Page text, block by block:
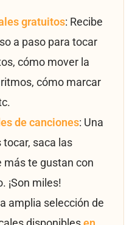
gratuitos: Recibe
a paso para tocar
cómo mover la
cómo marcar
de canciones: Una
saca las
más te gustan con
¡Son miles!
amplia selección de